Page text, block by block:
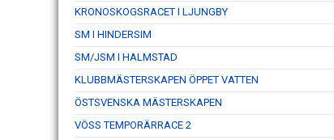
KRONOSKOGSRACET I LJUNGBY
SM I HINDERSIM
SM/JSM I HALMSTAD
KLUBBMÄSTERSKAPEN ÖPPET VATTEN
ÖSTSVENSKA MÄSTERSKAPEN
VÖSS TEMPORÄRRACE 2